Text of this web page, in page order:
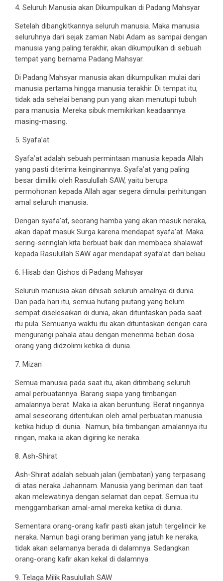
4. Seluruh Manusia akan Dikumpulkan di Padang Mahsyar
Setelah dibangkitkannya seluruh manusia. Maka manusia
seluruhnya dari sejak zaman Nabi Adam as sampai dengan
manusia yang paling terakhir, akan dikumpulkan di sebuah
tempat yang bernama Padang Mahsyar.
Di Padang Mahsyar manusia akan dikumpulkan mulai dari
manusia pertama hingga manusia terakhir. Di tempat itu,
tidak ada sehelai benang pun yang akan menutupi tubuh
para manusia. Mereka sibuk memikirkan keadaannya
masing-masing.
5. Syafa’at
Syafa’at adalah sebuah permintaan manusia kepada Allah
yang pasti diterima keinginannya. Syafa’at yang paling
besar dimiliki oleh Rasulullah SAW, yaitu berupa
permohonan kepada Allah agar segera dimulai perhitungan
amal seluruh manusia.
Dengan syafa’at, seorang hamba yang akan masuk neraka,
akan dapat masuk Surga karena mendapat syafa’at. Maka
sering-seringlah kita berbuat baik dan membaca shalawat
kepada Rasulullah SAW agar mendapat syafa’at dari beliau.
6. Hisab dan Qishos di Padang Mahsyar
Seluruh manusia akan dihisab seluruh amalnya di dunia.
Dan pada hari itu, semua hutang piutang yang belum
sempat diselesaikan di dunia, akan dituntaskan pada saat
itu pula. Semuanya waktu itu akan dituntaskan dengan cara
mengurangi pahala atau dengan menerima beban dosa
orang yang didzolimi ketika di dunia.
7. Mizan
Semua manusia pada saat itu, akan ditimbang seluruh
amal perbuatannya. Barang siapa yang timbangan
amalannya berat. Maka ia akan beruntung. Berat ringannya
amal seseorang ditentukan oleh amal perbuatan manusia
ketika hidup di dunia. Namun, bila timbangan amalannya itu
ringan, maka ia akan digiring ke neraka.
8. Ash-Shirat
Ash-Shirat adalah sebuah jalan (jembatan) yang terpasang
di atas neraka Jahannam. Manusia yang beriman dan taat
akan melewatinya dengan selamat dan cepat. Semua itu
menggambarkan amal-amal mereka ketika di dunia.
Sementara orang-orang kafir pasti akan jatuh tergelincir ke
neraka. Namun bagi orang beriman yang jatuh ke neraka,
tidak akan selamanya berada di dalamnya. Sedangkan
orang-orang kafir akan kekal di dalamnya.
9. Telaga Milik Rasulullah SAW